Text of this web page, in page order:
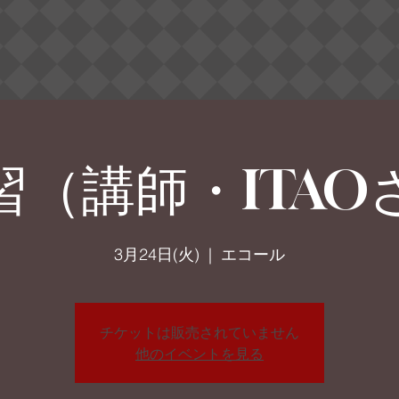
（講師・ITAO
3月24日(火)
  |
エコール
チケットは販売されていません
他のイベントを見る